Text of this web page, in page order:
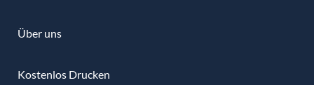
Über uns
Kostenlos Drucken